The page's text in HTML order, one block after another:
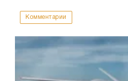
Комментарии